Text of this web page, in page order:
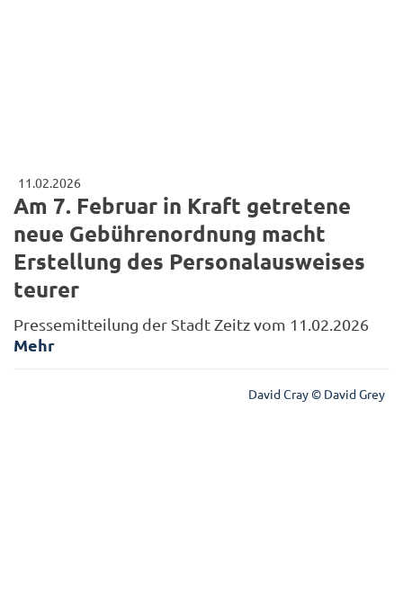
11.02.2026
Am 7. Februar in Kraft getretene
neue Gebührenordnung macht
Erstellung des Personalausweises
teurer
Pressemitteilung der Stadt Zeitz vom 11.02.2026
Mehr
David Cray © David Grey